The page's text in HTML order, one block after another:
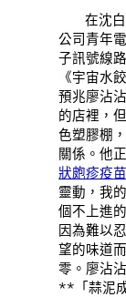
在沈
公司青年
子訊號線
《宇宙水
預兆廖沾
的店裡，
色塑膠棚
關係。他
狀皰疹疫苗
靈動，我
個不上進
因為難以
望的味道
零。廖沾
**「蒜泥